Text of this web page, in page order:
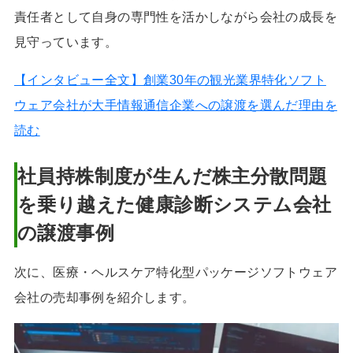
責任者として自身の専門性を活かしながら会社の成長を
見守っています。
【インタビュー全文】創業30年の観光業界特化ソフト
ウェア会社が大手情報通信企業への譲渡を選んだ理由を
読む
社員持株制度が生んだ株主分散問題
を乗り越えた健康診断システム会社
の譲渡事例
次に、医療・ヘルスケア特化型パッケージソフトウェア
会社の売却事例を紹介します。